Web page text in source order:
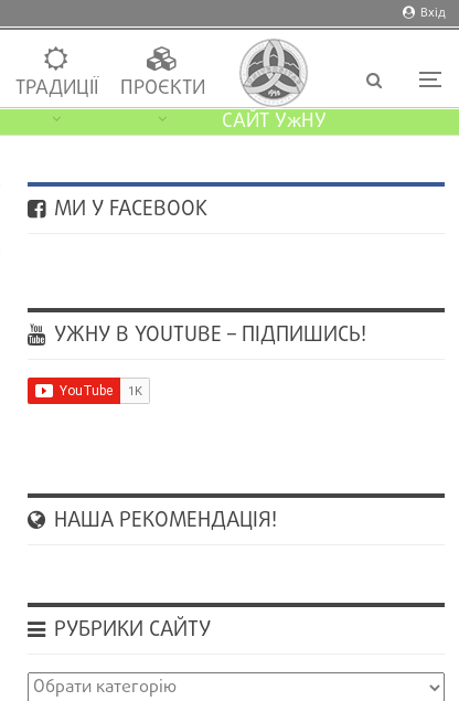
Вхід
ТРАДИЦІЇ
ПРОЄКТИ
САЙТ УжНУ
МИ У FACEBOOK
УЖНУ В YOUTUBE – ПІДПИШИСЬ!
НАША РЕКОМЕНДАЦІЯ!
РУБРИКИ САЙТУ
Рубрики